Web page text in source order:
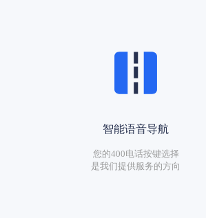
智能语音导航
您的400电话按键选择
是我们提供服务的方向